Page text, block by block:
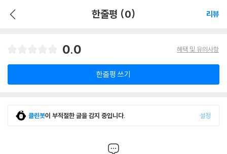
한줄평 (0) 리뷰
0.0 혜택 및 유의사항
한줄평 쓰기
클린봇이 부적절한 글을 감지 중입니다. 설정